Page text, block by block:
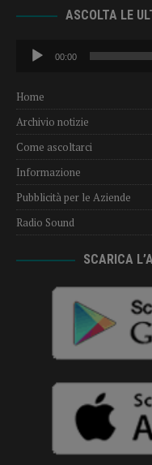
ASCOLTA LE
Audio
Player
00:00
Home
Archivio notizie
Come ascoltarci
Informazione
Pubblicità per le Aziende
Radio Sound
SCARICA